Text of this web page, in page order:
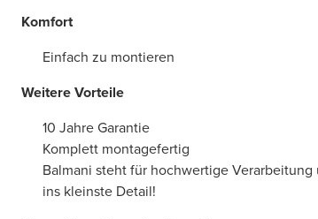
Komfort
Einfach zu montieren
Weitere Vorteile
10 Jahre Garantie
Komplett montagefertig
Balmani steht für hochwertige
ins kleinste Detail!